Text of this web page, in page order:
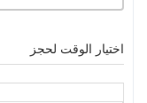
اختيار الوقت لحجز